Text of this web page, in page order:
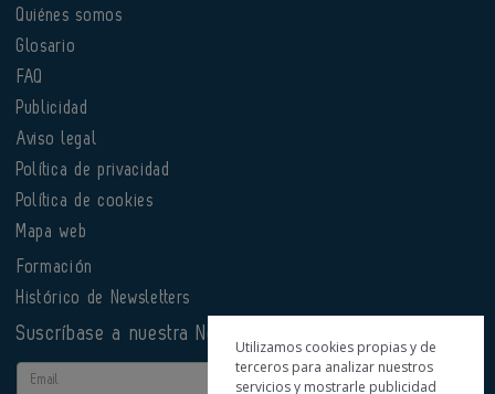
Quiénes somos
Glosario
FAQ
Publicidad
Aviso legal
Política de privacidad
Política de cookies
Mapa web
Formación
Histórico de Newsletters
Suscríbase a nuestra Newsletter
Email
Utilizamos cookies propias y de
terceros para analizar nuestros
servicios y mostrarle publicidad